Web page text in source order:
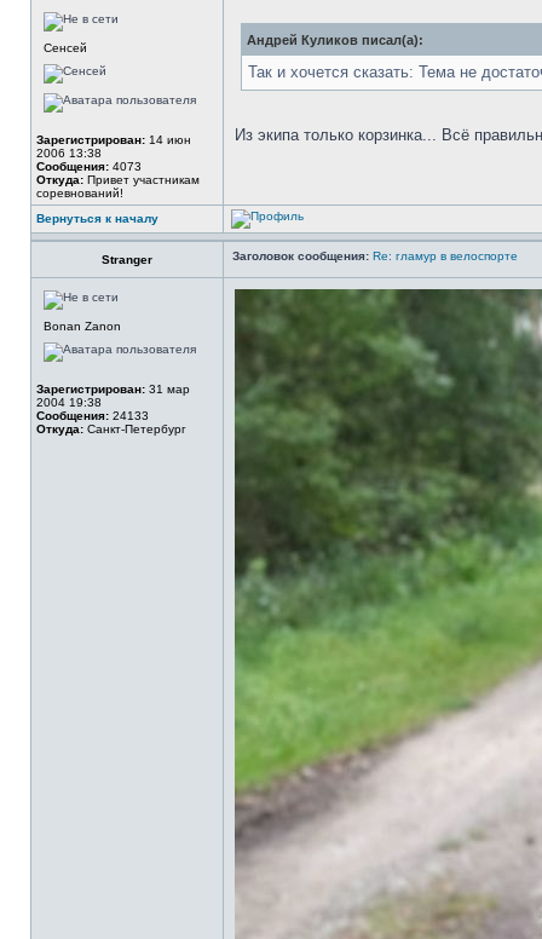
Сенсей
Зарегистрирован: 14 июн
2006 13:38
Сообщения: 4073
Откуда: Привет участникам
соревнований!
Андрей Куликов писал(а):
Так и хочется сказать: Тема не
Из экипа только корзинка... Всё
Вернуться к началу
Stranger Заголовок сообщения: Re: гламур в велоспорте
Bonan Zanon
Зарегистрирован: 31 мар
2004 19:38
Сообщения: 24133
Откуда: Санкт-Петербург